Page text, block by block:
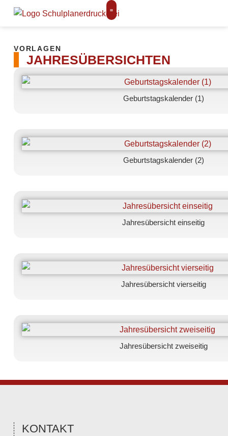
VORLAGEN
JAHRESÜBERSICHTEN
Geburtstagskalender (1)
Geburtstagskalender (2)
Jahresübersicht einseitig
Jahresübersicht vierseitig
Jahresübersicht zweiseitig
KONTAKT